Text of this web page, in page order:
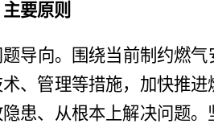
主要原则
题导向。围绕当前制约燃
、管理等措施，加快推
隐患、从根本上解决问题